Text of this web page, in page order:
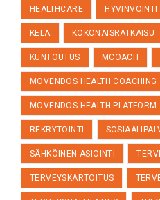
HEALTHCARE HYVINVOINTI
KELA KOKONAISRATKAISU
KUNTOUTUS MCOACH
MOVENDOS HEALTH COACHING
MOVENDOS HEALTH PLATFORM
REKRYTOINTI
SÄHKÖINEN ASIOINTI
TERVEYSKARTOITUS